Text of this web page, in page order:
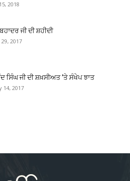
2018
ਜੀ ਦੀ ਸ਼ਹੀਦੀ
2017
ਸਿੰਘ ਜੀ ਦੀ ਸ਼ਖ਼ਸੀਅਤ ’ਤੇ ਸੰਖੇਪ ਝਾਤ
14, 2017